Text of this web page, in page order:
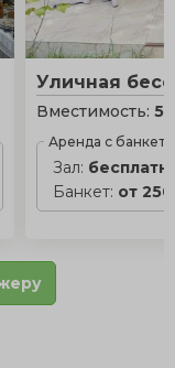
Уличная
Вместимость:5
Аренда с
Зал:
Банкет: от